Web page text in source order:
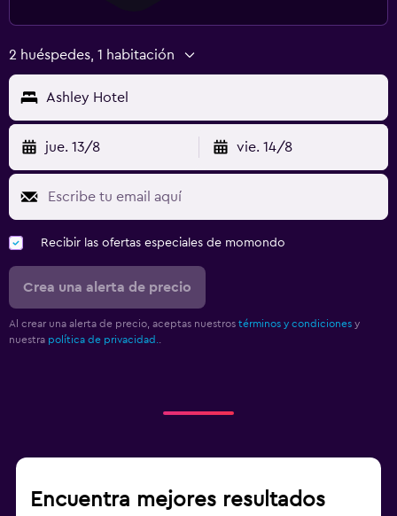
2 huéspedes, 1 habitación
Ashley Hotel
jue. 13/8 vie. 14/8
Recibir las ofertas especiales de momondo
Crea una alerta de precio
Al crear una alerta de precio, aceptas nuestros términos y condiciones y
nuestra política de privacidad.
Encuentra mejores resultados